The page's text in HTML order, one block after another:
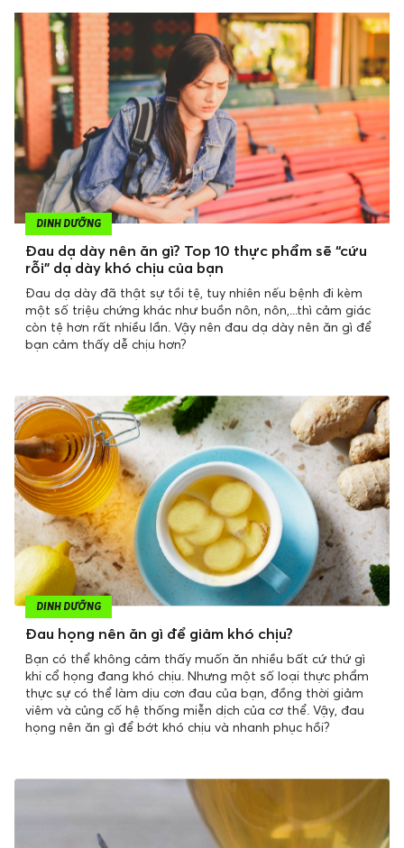
DINH DƯỠNG
Đau dạ dày nên ăn gì? Top 10 thực phẩm sẽ “cứu
rỗi” dạ dày khó chịu của bạn
Đau dạ dày đã thật sự tồi tệ, tuy nhiên nếu bệnh đi kèm
một số triệu chứng khác như buồn nôn, nôn,...thì cảm giác
còn tệ hơn rất nhiều lần. Vậy nên đau dạ dày nên ăn gì để
bạn cảm thấy dễ chịu hơn?
DINH DƯỠNG
Đau họng nên ăn gì để giảm khó chịu?
Bạn có thể không cảm thấy muốn ăn nhiều bất cứ thứ gì
khi cổ họng đang khó chịu. Nhưng một số loại thực phẩm
thực sự có thể làm dịu cơn đau của bạn, đồng thời giảm
viêm và củng cố hệ thống miễn dịch của cơ thể. Vậy, đau
họng nên ăn gì để bớt khó chịu và nhanh phục hồi?